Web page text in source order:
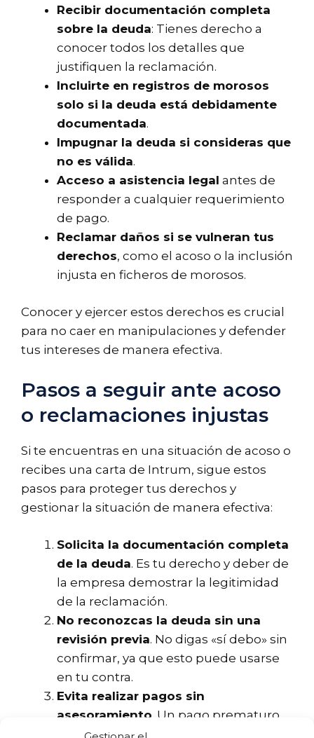
Recibir documentación completa
sobre la deuda: Tienes derecho a
conocer todos los detalles que
justifiquen la reclamación.
Incluirte en registros de morosos
solo si la deuda está debidamente
documentada.
Impugnar la deuda si consideras que
no es válida.
Acceso a asistencia legal antes de
responder a cualquier requerimiento
de pago.
Reclamar daños si se vulneran tus
derechos, como el acoso o la inclusión
injusta en ficheros de morosos.
Conocer y ejercer estos derechos es crucial
para no caer en manipulaciones y defender
tus intereses de manera efectiva.
Pasos a seguir ante acoso
o reclamaciones injustas
Si te encuentras en una situación de acoso o
recibes una carta de Intrum, sigue estos
pasos para proteger tus derechos y
gestionar la situación de manera efectiva:
Solicita la documentación completa
de la deuda. Es tu derecho y deber de
la empresa demostrar la legitimidad
de la reclamación.
No reconozcas la deuda sin una
revisión previa. No digas «sí debo» sin
confirmar, ya que esto puede usarse
en tu contra.
Evita realizar pagos sin
asesoramiento . Un pago prematuro
puede reactivar una deuda que ya